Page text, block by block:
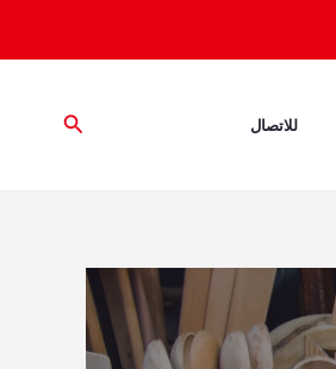
للاتصال البحث